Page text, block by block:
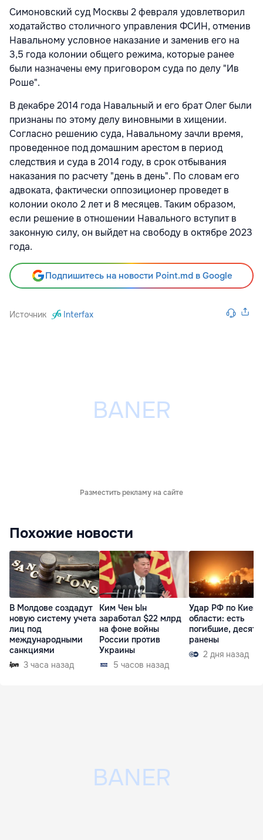
Симоновский суд Москвы 2 февраля удовлетворил
ходатайство столичного управления ФСИН, отменив
Навальному условное наказание и заменив его на
3,5 года колонии общего режима, которые ранее
были назначены ему приговором суда по делу "Ив
Роше".
В декабре 2014 года Навальный и его брат Олег были
признаны по этому делу виновными в хищении.
Согласно решению суда, Навальному зачли время,
проведенное под домашним арестом в период
следствия и суда в 2014 году, в срок отбывания
наказания по расчету "день в день". По словам его
адвоката, фактически оппозиционер проведет в
колонии около 2 лет и 8 месяцев. Таким образом,
если решение в отношении Навального вступит в
законную силу, он выйдет на свободу в октябре 2023
года.
Подпишитесь на новости Point.md в Google
Источник Interfax
Разместить рекламу на сайте
Похожие новости
В Молдове создадут
новую систему учета
лиц под
международными
санкциями
3 часа назад
Ким Чен Ын
заработал $22 млрд
на фоне войны
России против
Украины
5 часов назад
Удар РФ по
области: есть
погибшие,
ранены
2 дня назад